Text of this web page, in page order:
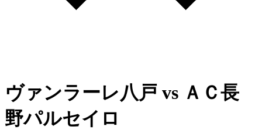
ヴァンラーレ八戸 vs ＡＣ長
野パルセイロ